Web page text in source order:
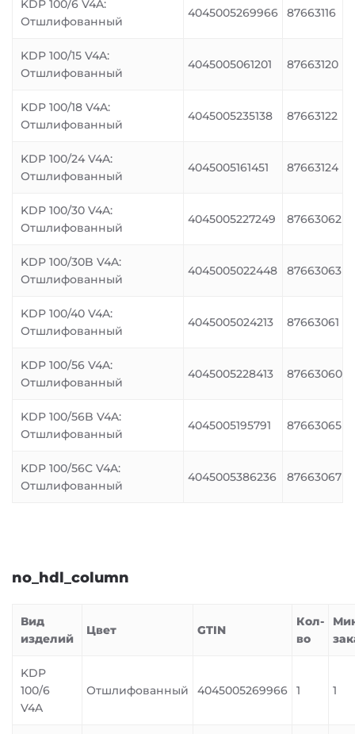
KDP 100/6 V4A:
Отшлифованный
4045005269966 87663116
KDP 100/15 V4A:
Отшлифованный
4045005061201 87663120
KDP 100/18 V4A:
Отшлифованный
4045005235138 87663122
KDP 100/24 V4A:
Отшлифованный
4045005161451 87663124
KDP 100/30 V4A:
Отшлифованный
4045005227249 87663062
KDP 100/30B V4A:
Отшлифованный
4045005022448 87663063
KDP 100/40 V4A:
Отшлифованный
4045005024213 87663061
KDP 100/56 V4A:
Отшлифованный
4045005228413 87663060
KDP 100/56B V4A:
Отшлифованный
4045005195791 87663065
KDP 100/56C V4A:
Отшлифованный
4045005386236 87663067
no_hdl_column
Вид
изделий
Цвет GTIN
Кол-
во
KDP
100/6
V4A
Отшлифованный 4045005269966 1 1